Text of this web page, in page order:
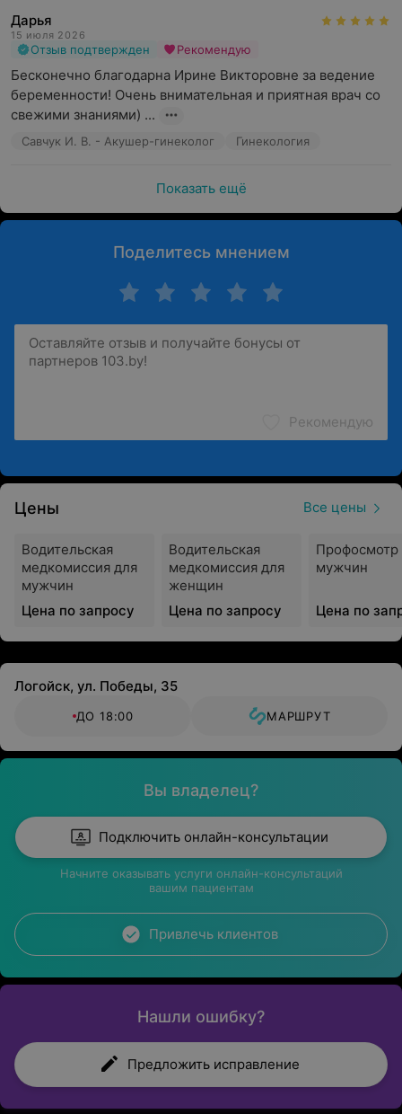
Дарья
15 июля 2026
Отзыв подтвержден Рекомендую
Бесконечно благодарна Ирине Викторовне за ведение
беременности! Очень внимательная и приятная врач со
свежими знаниями) ...
Савчук И. В. - Акушер-гинеколог Гинекология
Показать ещё
Поделитесь мнением
Рекомендую
Цены Все цены
Водительская
медкомиссия для
мужчин
Цена по запросу
Водительская
медкомиссия для
женщин
Цена по запросу
Профосмотр
мужчин
Цена по
Логойск, ул. Победы, 35
ДО 18:00 МАРШРУТ
Вы владелец?
Подключить онлайн-консультации
Начните оказывать услуги онлайн-консультаций
вашим пациентам
Привлечь клиентов
Нашли ошибку?
Предложить исправление